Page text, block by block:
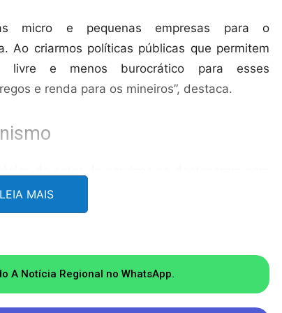
micro e pequenas empresas para o
Ao criarmos políticas públicas que permitem
livre e menos burocrático para esses
e renda para os mineiros”, destaca.
O comércio ocupou o segundo
com a indústria de transformação, com
em geral, fecharam com saldo negativo
LEIA MAIS
A Notícia Regional no WhatsApp.